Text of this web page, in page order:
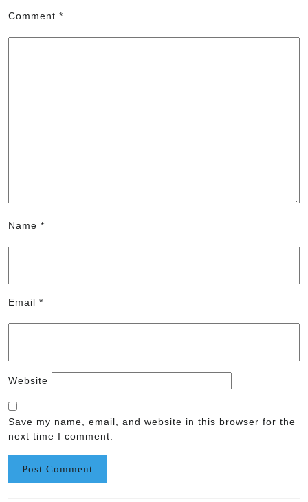
Comment *
Name *
Email *
Website
Save my name, email, and website in this browser for the
next time I comment.